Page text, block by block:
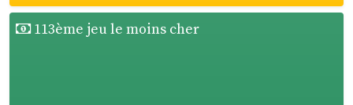
113ème jeu le moins cher